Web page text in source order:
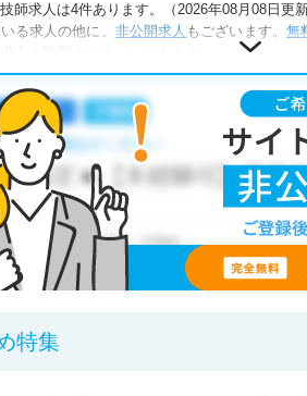
師求人は4件あります。（2026年08月08日更新
る求人の他に、 非公開求人 もございます。 無
師求人では以下のような条件が人気です。
なめ・正社員(正職員)
がございますので、「こだわり条件」から検
から検索いただくことも可能です。
にお申し込みいただくと、ご希望条件をヒアリ
ていない方は
人気の希望条件をピックアップ
集や募集状況の確認も、お気軽にご相談くださ
特集